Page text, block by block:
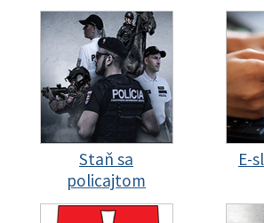
Staň sa
policajtom
E-